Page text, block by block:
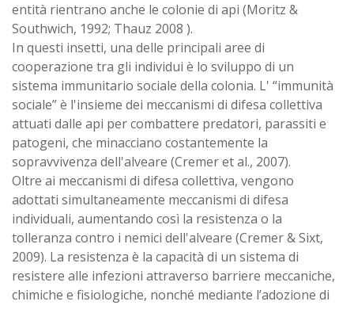
entità rientrano anche le colonie di api (Moritz &
Southwich, 1992; Thauz 2008 ).
In questi insetti, una delle principali aree di
cooperazione tra gli individui è lo sviluppo di un
sistema immunitario sociale della colonia. L' “immunità
sociale” è l'insieme dei meccanismi di difesa collettiva
attuati dalle api per combattere predatori, parassiti e
patogeni, che minacciano costantemente la
sopravvivenza dell'alveare (Cremer et al., 2007).
Oltre ai meccanismi di difesa collettiva, vengono
adottati simultaneamente meccanismi di difesa
individuali, aumentando così la resistenza o la
tolleranza contro i nemici dell'alveare (Cremer & Sixt,
2009). La resistenza è la capacità di un sistema di
resistere alle infezioni attraverso barriere meccaniche,
chimiche e fisiologiche, nonché mediante l’adozione di